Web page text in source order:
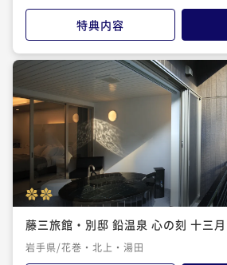
特典内容
藤三旅館・別邸 鉛温泉 心の刻 十三月
岩手県/花巻・北上・湯田